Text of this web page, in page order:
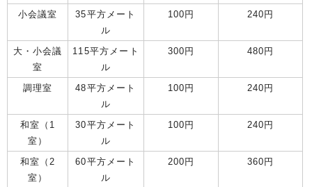
小会議室
35平方メート
ル
100円 240円
大・小会議
室
115平方メート
ル
300円 480円
調理室
48平方メート
ル
100円 240円
和室（1
室）
30平方メート
ル
100円 240円
和室（2
室）
60平方メート
ル
200円 360円